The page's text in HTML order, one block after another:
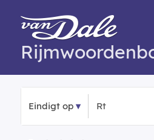
Eindigt op